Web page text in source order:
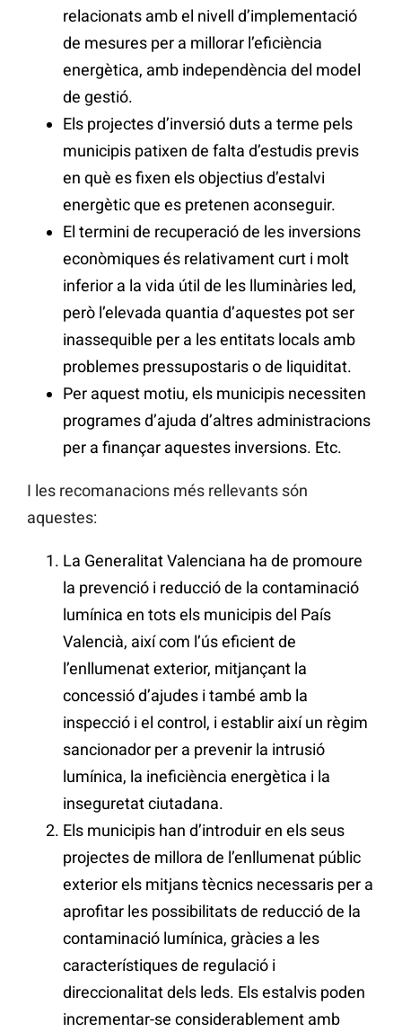
relacionats amb el nivell d’implementació
de mesures per a millorar l’eficiència
energètica, amb independència del model
de gestió.
Els projectes d’inversió duts a terme pels
municipis patixen de falta d’estudis previs
en què es fixen els objectius d’estalvi
energètic que es pretenen aconseguir.
El termini de recuperació de les inversions
econòmiques és relativament curt i molt
inferior a la vida útil de les lluminàries led,
però l’elevada quantia d’aquestes pot ser
inassequible per a les entitats locals amb
problemes pressupostaris o de liquiditat.
Per aquest motiu, els municipis necessiten
programes d’ajuda d’altres administracions
per a finançar aquestes inversions. Etc.
I les recomanacions més rellevants són
aquestes:
La Generalitat Valenciana ha de promoure
la prevenció i reducció de la contaminació
lumínica en tots els municipis del País
Valencià, així com l’ús eficient de
l’enllumenat exterior, mitjançant la
concessió d’ajudes i també amb la
inspecció i el control, i establir així un règim
sancionador per a prevenir la intrusió
lumínica, la ineficiència energètica i la
inseguretat ciutadana.
Els municipis han d’introduir en els seus
projectes de millora de l’enllumenat públic
exterior els mitjans tècnics necessaris per a
aprofitar les possibilitats de reducció de la
contaminació lumínica, gràcies a les
característiques de regulació i
direccionalitat dels leds. Els estalvis poden
incrementar-se considerablement amb